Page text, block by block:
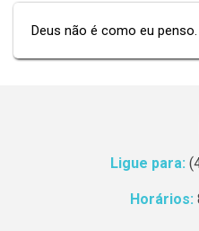
Deus não é como eu
Ligue para:
Horários: